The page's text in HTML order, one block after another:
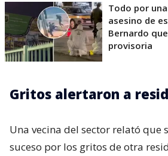
Todo por
asesino de
Bernardo
provisoria
Gritos alertaron a
Una vecina del sector relató que
suceso por los gritos de otra